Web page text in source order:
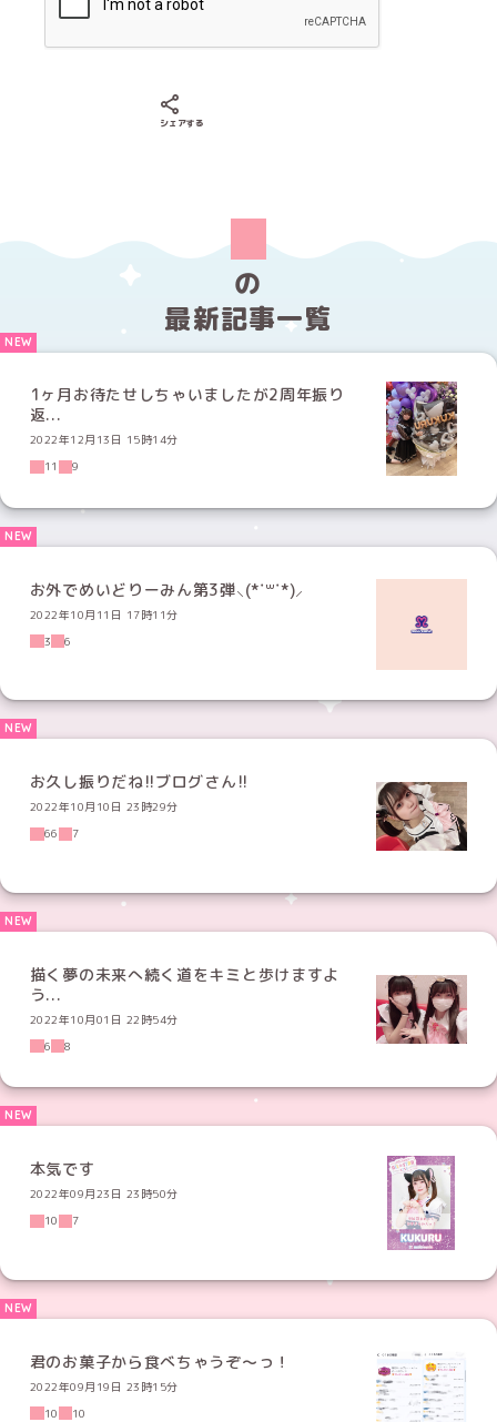
シェアする
の
最新記事一覧
1ヶ月お待たせしちゃいましたが2周年振り
返...
2022年12月13日 15時14分
11
9
お外でめいどりーみん第3弾⸜(*˙꒳˙*)⸝
2022年10月11日 17時11分
3
6
お久し振りだね!!ブログさん!!
2022年10月10日 23時29分
66
7
描く夢の未来へ続く道をキミと歩けますよ
う...
2022年10月01日 22時54分
6
8
本気です
2022年09月23日 23時50分
10
7
君のお菓子から食べちゃうぞ〜っ！
2022年09月19日 23時15分
10
10